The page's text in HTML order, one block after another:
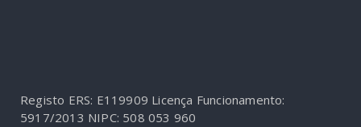
Registo ERS: E119909 Licença Funcionamento:
5917/2013 NIPC: 508 053 960